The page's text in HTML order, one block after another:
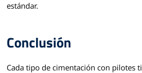
estándar.
Conclusión
Cada tipo de cimentación con pilotes